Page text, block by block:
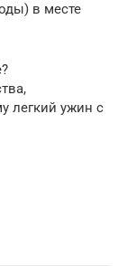
в месте
легкий ужин с